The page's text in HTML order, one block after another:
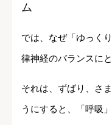
ム
では、なぜ「ゆっく
律神経のバランスに
それは、ずばり、さ
うにすると、「呼吸